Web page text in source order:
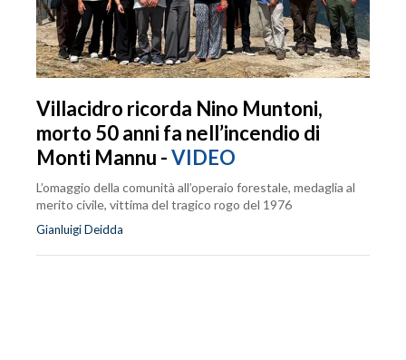
Villacidro ricorda Nino Muntoni,
morto 50 anni fa nell’incendio di
Monti Mannu -VIDEO
L’omaggio della comunità all’operaio forestale, medaglia al
merito civile, vittima del tragico rogo del 1976
Gianluigi Deidda